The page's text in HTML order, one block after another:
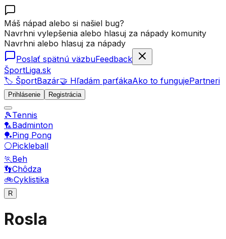
Máš nápad alebo si našiel bug?
Navrhni vylepšenia alebo hlasuj za nápady komunity
Navrhni alebo hlasuj za nápady
Poslať spätnú väzbuFeedback
ŠportLiga.sk
🏷️ ŠportBazár🤝 Hľadám parťákaAko to fungujePartneri
Prihlásenie Registrácia
🎾Tennis
🏸Badminton
🏓Ping Pong
⚪Pickleball
🏃Beh
👣Chôdza
🚲Cyklistika
R
Rosla